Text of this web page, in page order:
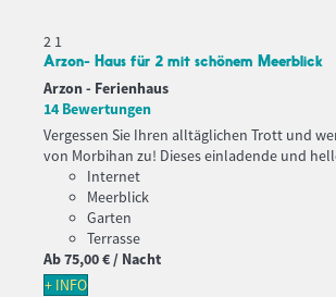
2 1
Arzon- Haus für 2 mit schönem Meerblick
Arzon - Ferienhaus
14 Bewertungen
Vergessen Sie Ihren alltäglichen Trott und
von Morbihan zu! Dieses einladende und
Internet
Meerblick
Garten
Terrasse
Ab75,00 €/ Nacht
+ INFO